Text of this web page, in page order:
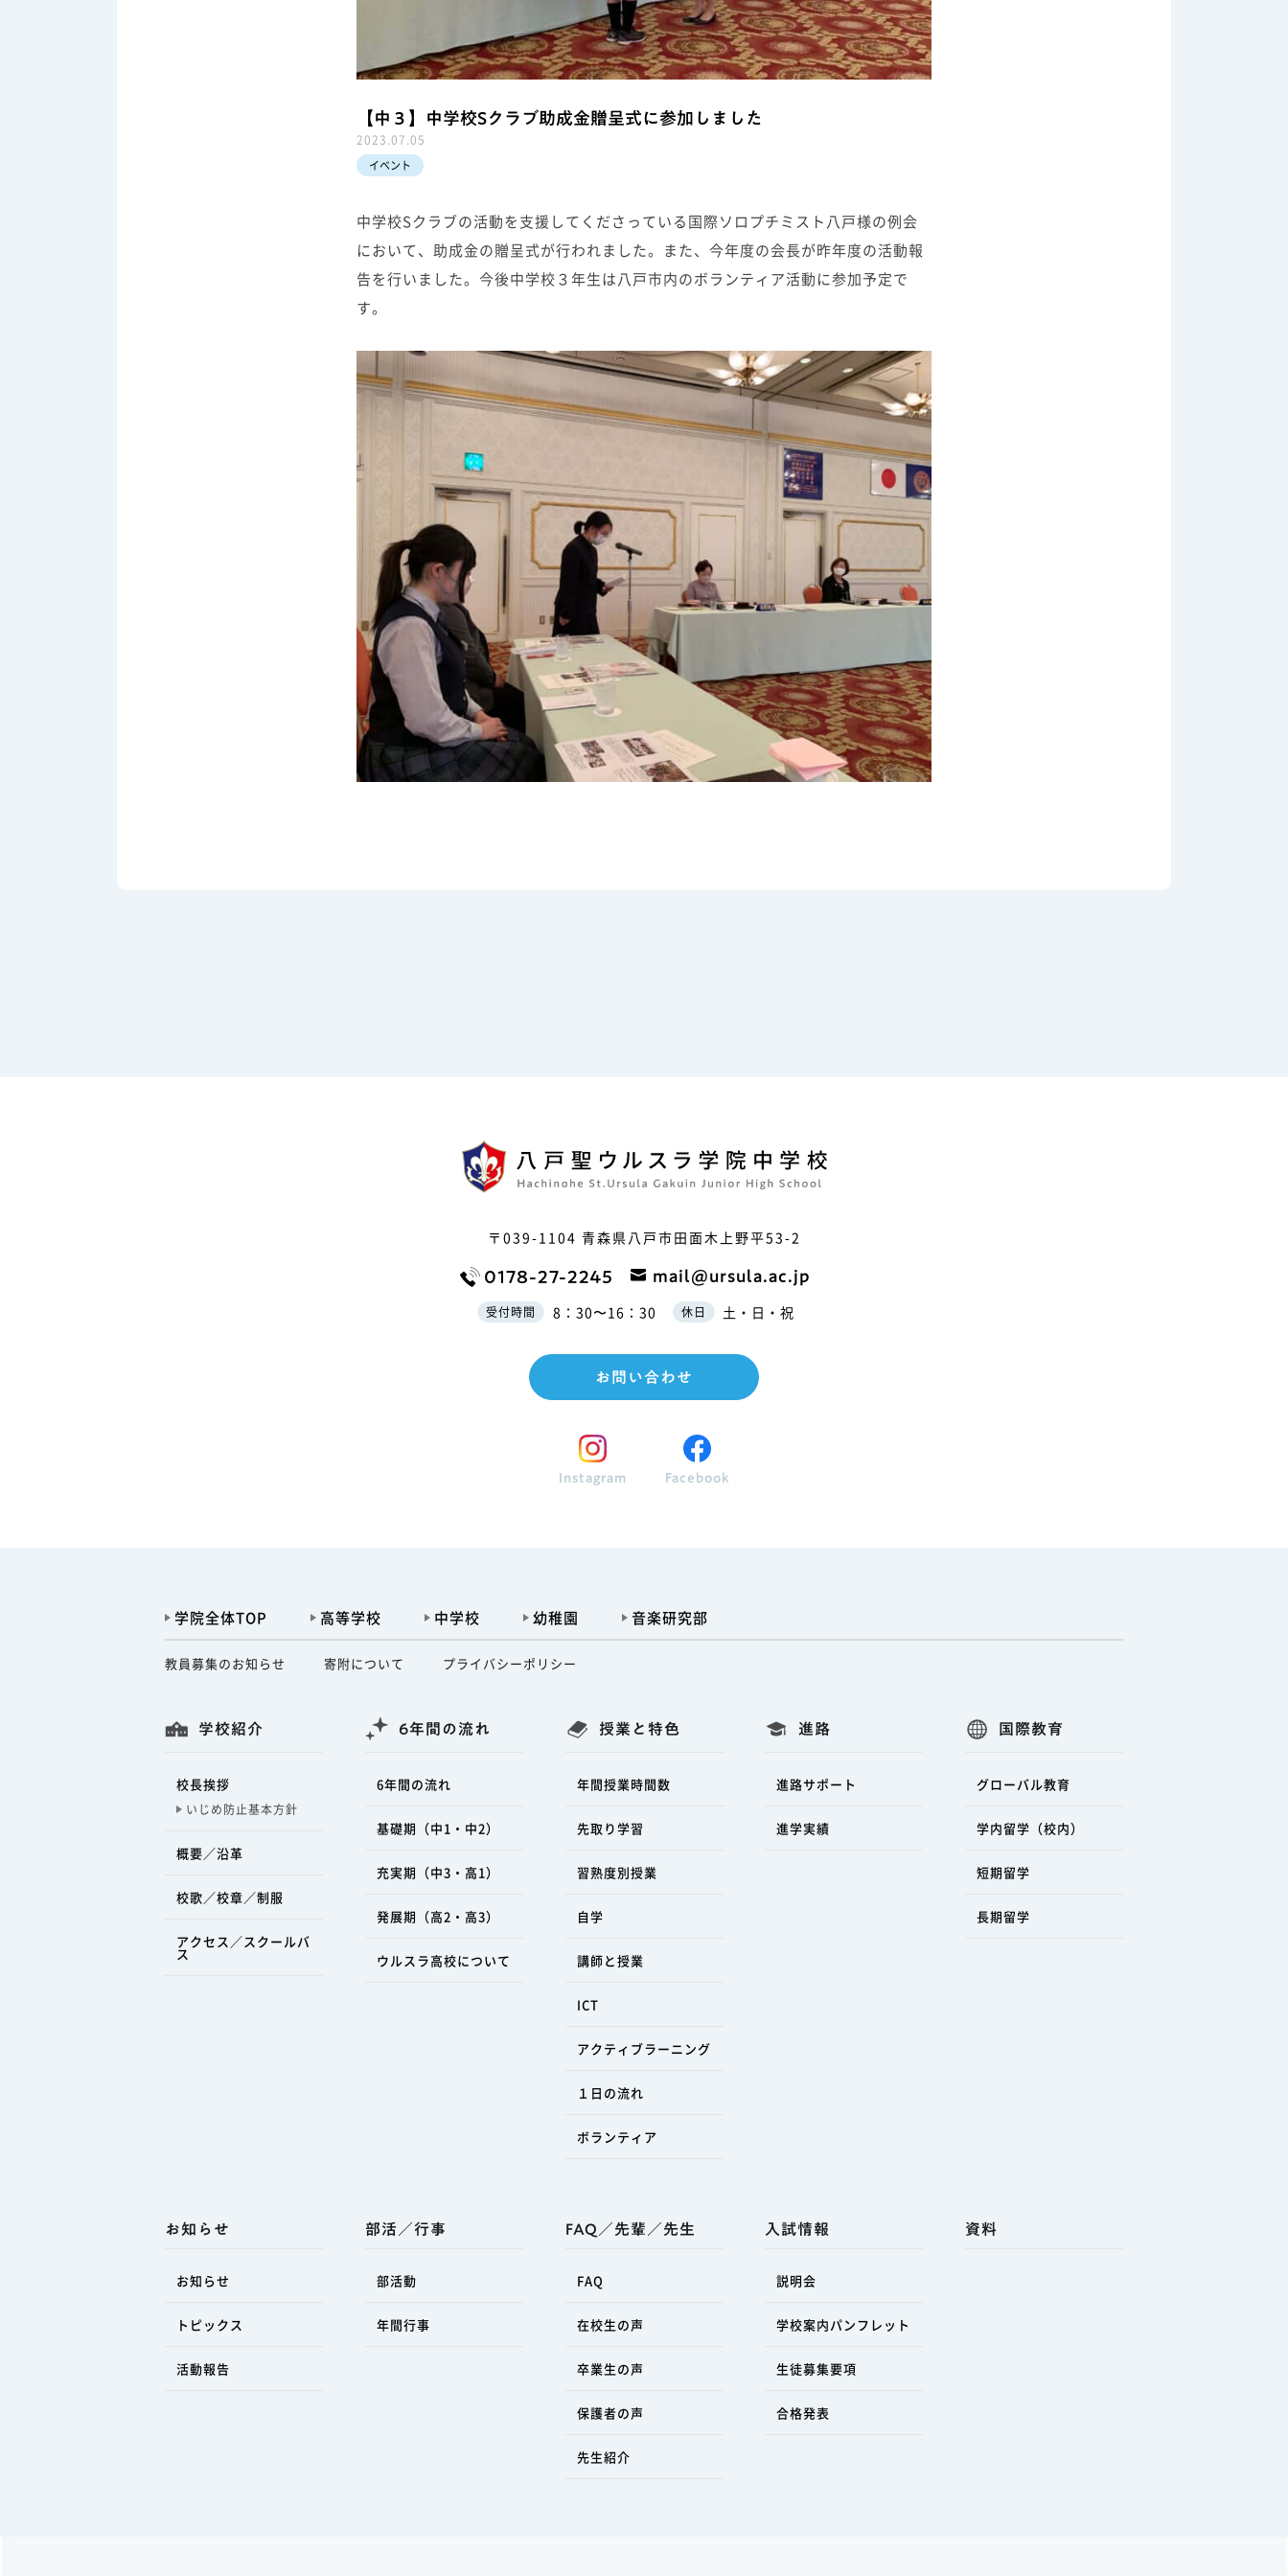
【中３】中学校Sクラブ助成金贈呈式に参加しました
2023.07.05
イベント
中学校Sクラブの活動を支援してくださっている国際ソロプチミスト八戸様の例会
において、助成金の贈呈式が行われました。また、今年度の会長が昨年度の活動報
告を行いました。今後中学校３年生は八戸市内のボランティア活動に参加予定で
す。
学院全体TOP 高等学校 中学校 幼稚園 音楽研究部
教員募集のお知らせ 寄附について プライバシーポリシー
学校紹介
校長挨拶
いじめ防止基本方針
概要／沿革
校歌／校章／制服
アクセス／スクールバ
ス
6年間の流れ
6年間の流れ
基礎期（中1・中2）
充実期（中3・高1）
発展期（高2・高3）
ウルスラ高校について
授業と特色
年間授業時間数
先取り学習
習熟度別授業
自学
講師と授業
ICT
アクティブラーニング
１日の流れ
ボランティア
進路
進路サポート
進学実績
国際教育
グローバル教育
学内留学（校内）
短期留学
長期留学
お知らせ
お知らせ
トピックス
活動報告
部活／行事
部活動
年間行事
FAQ／先輩／先生
FAQ
在校生の声
卒業生の声
保護者の声
先生紹介
入試情報
説明会
学校案内パンフレット
生徒募集要項
合格発表
資料
〒039-1104 青森県八戸市田面木上野平53-2
0178-27-2245 mail@ursula.ac.jp
受付時間 8：30〜16：30 休日 土・日・祝
お問い合わせ
Instagram Facebook